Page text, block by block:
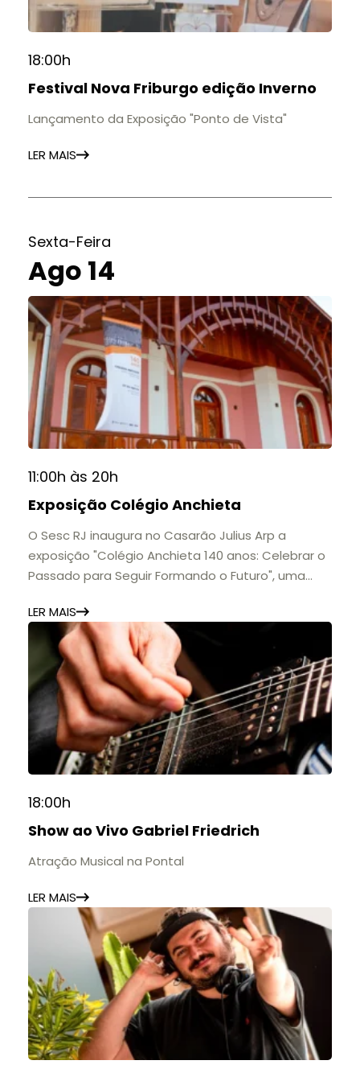
18:00h
Festival Nova Friburgo edição Inverno
Lançamento da Exposição "Ponto de Vista"
LER MAIS
Sexta-Feira
Ago 14
11:00h às 20h
Exposição Colégio Anchieta
O Sesc RJ inaugura no Casarão Julius Arp a
exposição "Colégio Anchieta 140 anos: Celebrar o
Passado para Seguir Formando o Futuro", uma
importantes instituições de ensino de Nova
Friburgo e do Brasil.
A mostra convida o público a conhecer o legado
do Colégio Anchieta por meio de documentos,
histórias e marcos que evidenciam sua
contribuição para a educação, a cultura e a
formação de gerações.
📍 Casarão Julius Arp
📅 Até 30 de setembro
11h às 17h
🎟️ Entrada gratuita.
LER MAIS
18:00h
Show ao Vivo Gabriel Friedrich
Atração Musical na Pontal
LER MAIS